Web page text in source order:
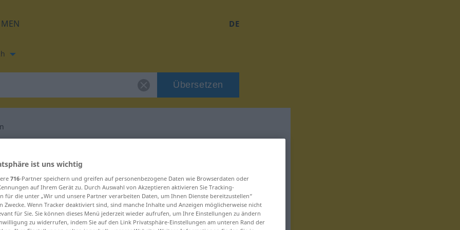
DE
Übersetzen
für "hinsehen"
ist uns wichtig
716-Partner speichern und greifen auf personenbezogene Daten wie Browserdaten oder
auf Ihrem Gerät zu. Durch Auswahl von Akzeptieren aktivieren Sie Tracking-
für die unter „Wir und unsere Partner verarbeiten Daten, um Ihnen Dienste bereitzustellen“
Zwecke. Wenn Tracker deaktiviert sind, sind manche Inhalte und Anzeigen möglicherweise nicht
für Sie. Sie können dieses Menü jederzeit wieder aufrufen, um Ihre Einstellungen zu ändern
zu widerrufen, indem Sie auf den Link Privatsphäre-Einstellungen am unteren Rand der